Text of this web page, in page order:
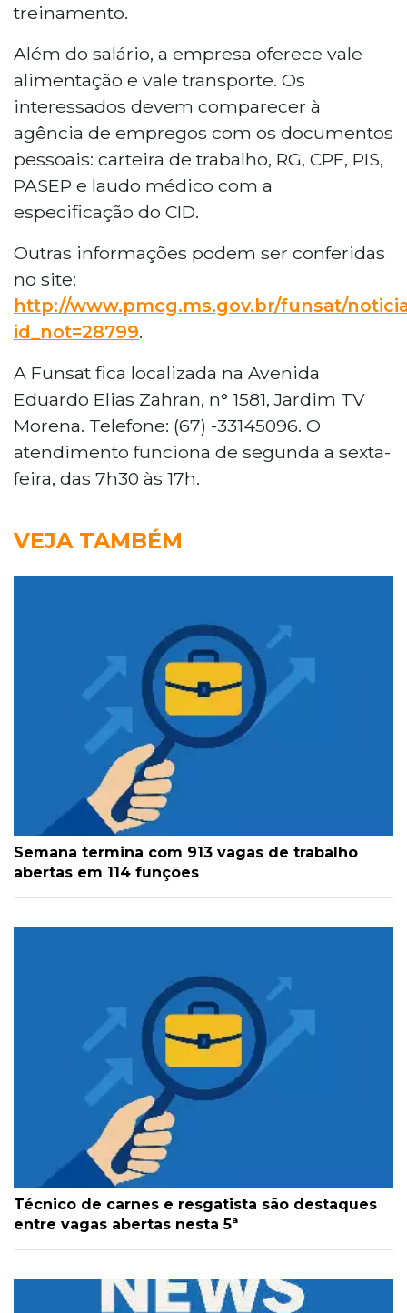
treinamento.
Além do salário, a empresa oferece vale
alimentação e vale transporte. Os
interessados devem comparecer à
agência de empregos com os documentos
pessoais: carteira de trabalho, RG, CPF, PIS,
PASEP e laudo médico com a
especificação do CID.
Outras informações podem ser conferidas
no site:
http://www.pmcg.ms.gov.br/funsat/
id_not=28799.
A Funsat fica localizada na Avenida
Eduardo Elias Zahran, n° 1581, Jardim TV
Morena. Telefone: (67) -33145096. O
atendimento funciona de segunda a sexta-
feira, das 7h30 às 17h.
VEJA TAMBÉM
Semana termina com 913 vagas de trabalho
abertas em 114 funções
Técnico de carnes e resgatista são destaques
entre vagas abertas nesta 5ª